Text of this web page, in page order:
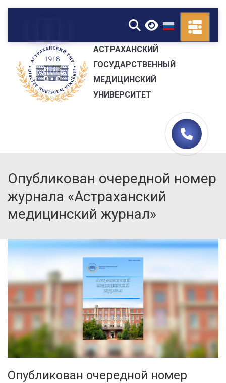
▼
АСТРАХАНСКИЙ
ГОСУДАРСТВЕННЫЙ
МЕДИЦИНСКИЙ
УНИВЕРСИТЕТ
Опубликован очередной номер
журнала «Астраханский
медицинский журнал»
Опубликован очередной номер